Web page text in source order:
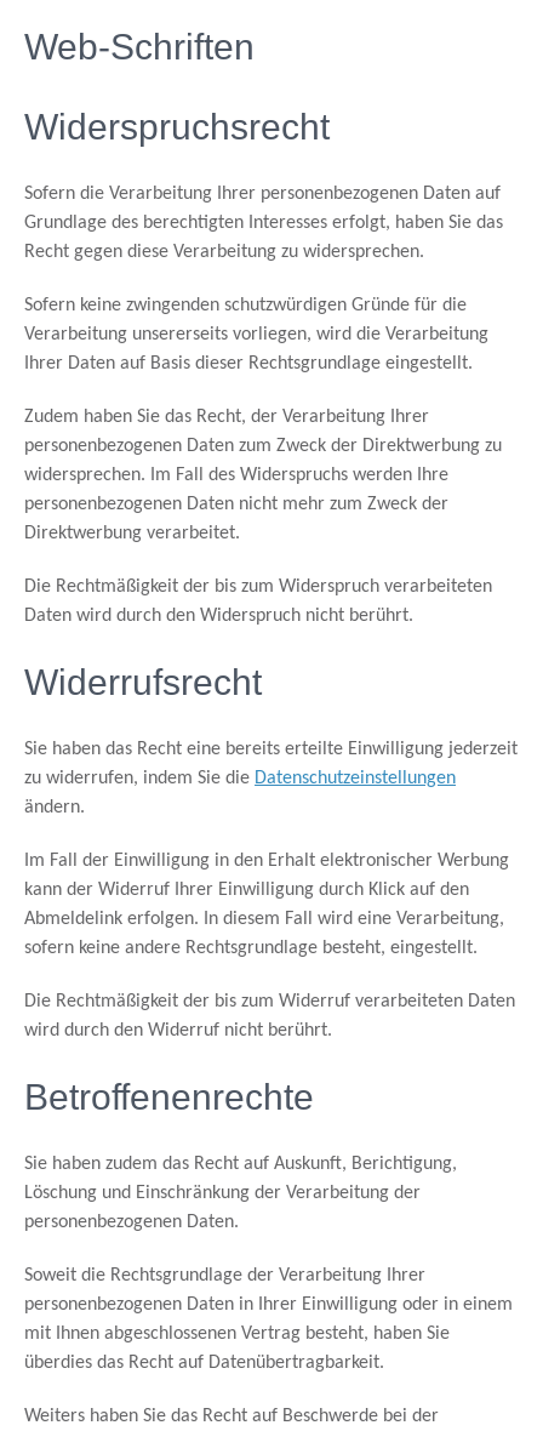
Web-Schriften
Widerspruchsrecht
Sofern die Verarbeitung Ihrer personenbezogenen Daten auf
Grundlage des berechtigten Interesses erfolgt, haben Sie das
Recht gegen diese Verarbeitung zu widersprechen.
Sofern keine zwingenden schutzwürdigen Gründe für die
Verarbeitung unsererseits vorliegen, wird die Verarbeitung
Ihrer Daten auf Basis dieser Rechtsgrundlage eingestellt.
Zudem haben Sie das Recht, der Verarbeitung Ihrer
personenbezogenen Daten zum Zweck der Direktwerbung zu
widersprechen. Im Fall des Widerspruchs werden Ihre
personenbezogenen Daten nicht mehr zum Zweck der
Direktwerbung verarbeitet.
Die Rechtmäßigkeit der bis zum Widerspruch verarbeiteten
Daten wird durch den Widerspruch nicht berührt.
Widerrufsrecht
Sie haben das Recht eine bereits erteilte Einwilligung jederzeit
zu widerrufen, indem Sie die Datenschutzeinstellungen
ändern.
Im Fall der Einwilligung in den Erhalt elektronischer Werbung
kann der Widerruf Ihrer Einwilligung durch Klick auf den
Abmeldelink erfolgen. In diesem Fall wird eine Verarbeitung,
sofern keine andere Rechtsgrundlage besteht, eingestellt.
Die Rechtmäßigkeit der bis zum Widerruf verarbeiteten Daten
wird durch den Widerruf nicht berührt.
Betroffenenrechte
Sie haben zudem das Recht auf Auskunft, Berichtigung,
Löschung und Einschränkung der Verarbeitung der
personenbezogenen Daten.
Soweit die Rechtsgrundlage der Verarbeitung Ihrer
personenbezogenen Daten in Ihrer Einwilligung oder in einem
mit Ihnen abgeschlossenen Vertrag besteht, haben Sie
überdies das Recht auf Datenübertragbarkeit.
Weiters haben Sie das Recht auf Beschwerde bei der